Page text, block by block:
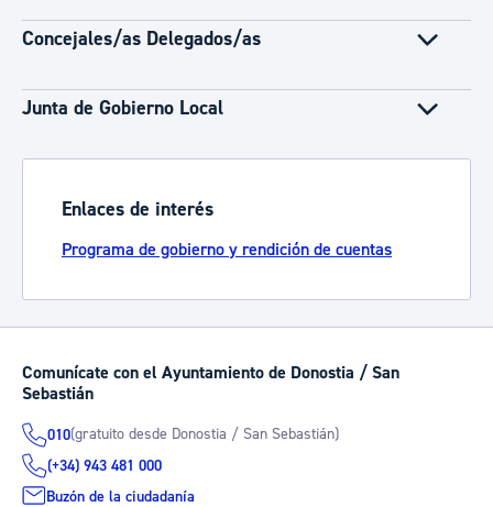
Concejales/as Delegados/as
Junta de Gobierno Local
Enlaces de interés
Programa de gobierno y rendición de cuentas
Comunícate con el Ayuntamiento de Donostia / San
Sebastián
010(gratuito desde Donostia / San Sebastián)
(+34) 943 481 000
Buzón de la ciudadanía